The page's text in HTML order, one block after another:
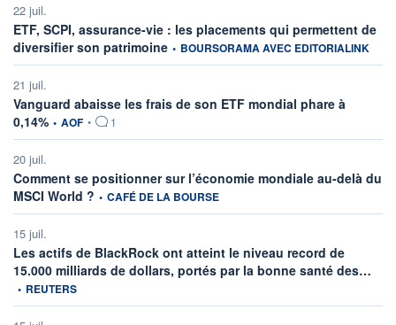
22 juil.
ETF, SCPI, assurance-vie : les placements qui permettent de
diversifier son patrimoine information fournie par
• BOURSORAMA AVEC EDITORIALINK
21 juil.
Vanguard abaisse les frais de son ETF mondial phare à
0,14% information fournie par
• AOF • 1
20 juil.
Comment se positionner sur l’économie mondiale au-delà du
MSCI World ? information fournie par
• CAFÉ DE LA BOURSE
15 juil.
Les actifs de BlackRock ont atteint le niveau record de
15.000 milliards de dollars, portés par la bonne santé des…
• REUTERS